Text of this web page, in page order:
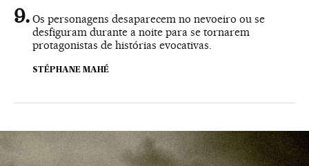
Os personagens desaparecem no nevoeiro ou se
desfiguram durante a noite para se tornarem
protagonistas de histórias evocativas.
STÉPHANE MAHÉ